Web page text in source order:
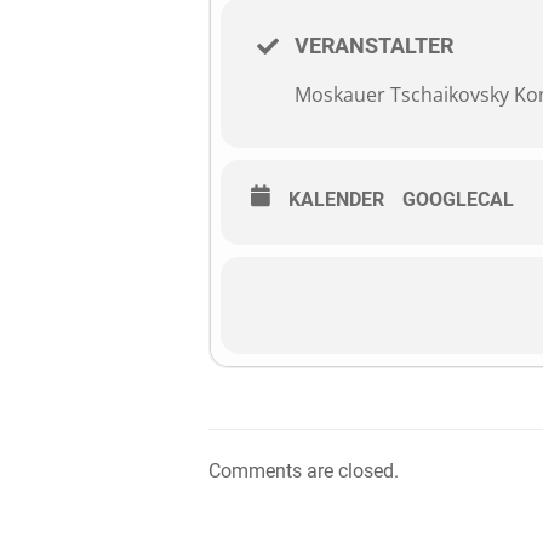
VERANSTALTER
Moskauer Tschaikovsky
KALENDER GOOGLECAL
Comments are closed.